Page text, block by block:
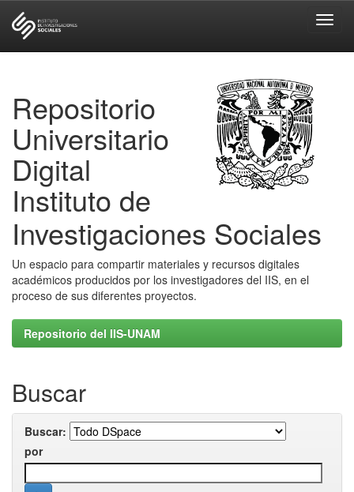
Repositorio
Universitario
Digital
Instituto de
Investigaciones Sociales
Un espacio para compartir materiales y recursos digitales
académicos producidos por los investigadores del IIS, en el
proceso de sus diferentes proyectos.
Repositorio del IIS-UNAM
Buscar
Buscar:
por